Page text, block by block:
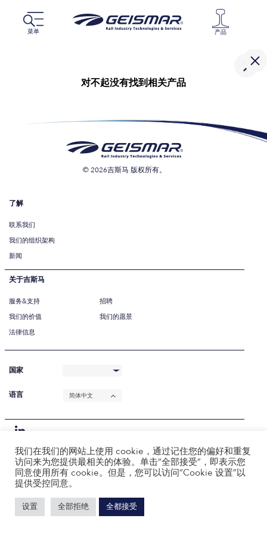
菜单 产品
对不起没有找到相关产品
© 2026吉斯马 版权所有。
了解
联系我们
我们的组织架构
新闻
关于吉斯马
服务&支持
招聘
我们的价值
我们的愿景
法律信息
国家
语言 简体中文
我们在我们的网站上使用 cookie，通过记住您的偏好和重复
访问来为您提供最相关的体验。单击“全部接受”，即表示您
同意使用所有 cookie。但是，您可以访问“Cookie 设置”以
提供受控同意。
设置 全部拒绝 全都接受